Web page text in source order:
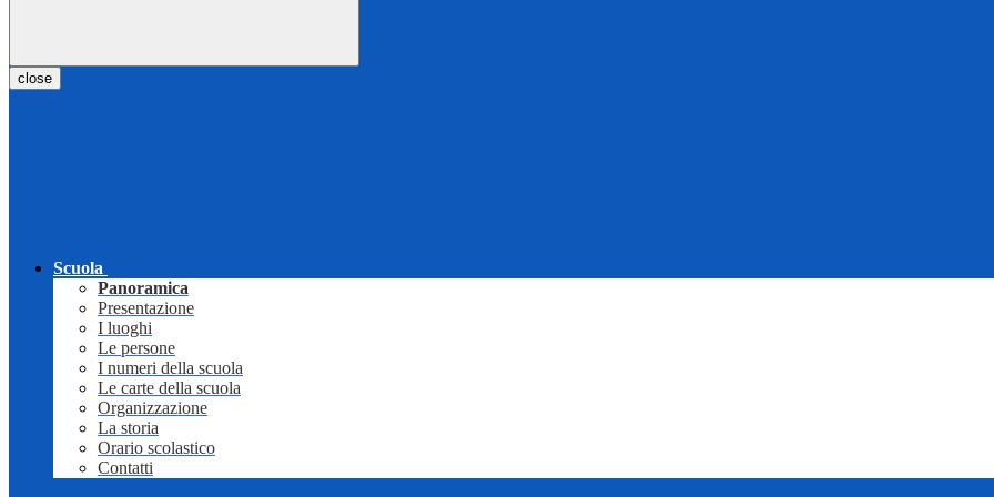
close
Scuola
Panoramica
Presentazione
I luoghi
Le persone
I numeri della scuola
Le carte della scuola
Organizzazione
La storia
Orario scolastico
Contatti